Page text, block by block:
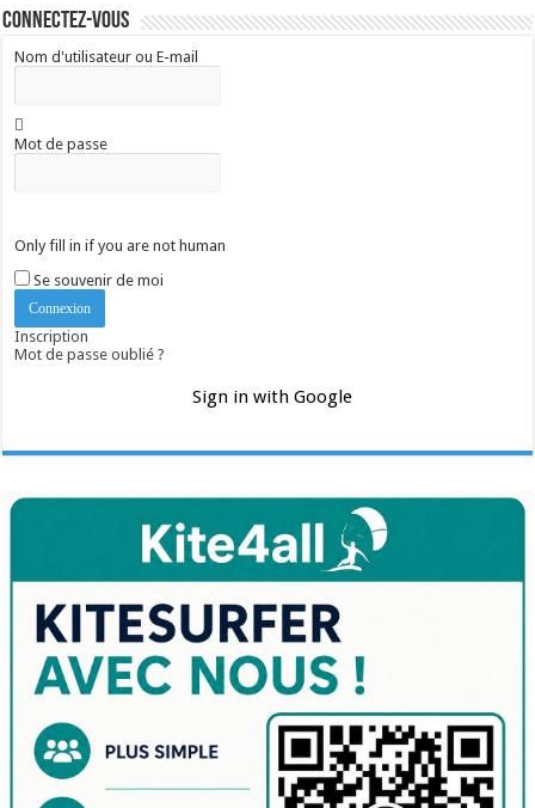
Connectez-vous
Nom d'utilisateur ou E-mail
Mot de passe
Only fill in if you are not human
Se souvenir de moi
Inscription
Mot de passe oublié ?
Sign in with Google